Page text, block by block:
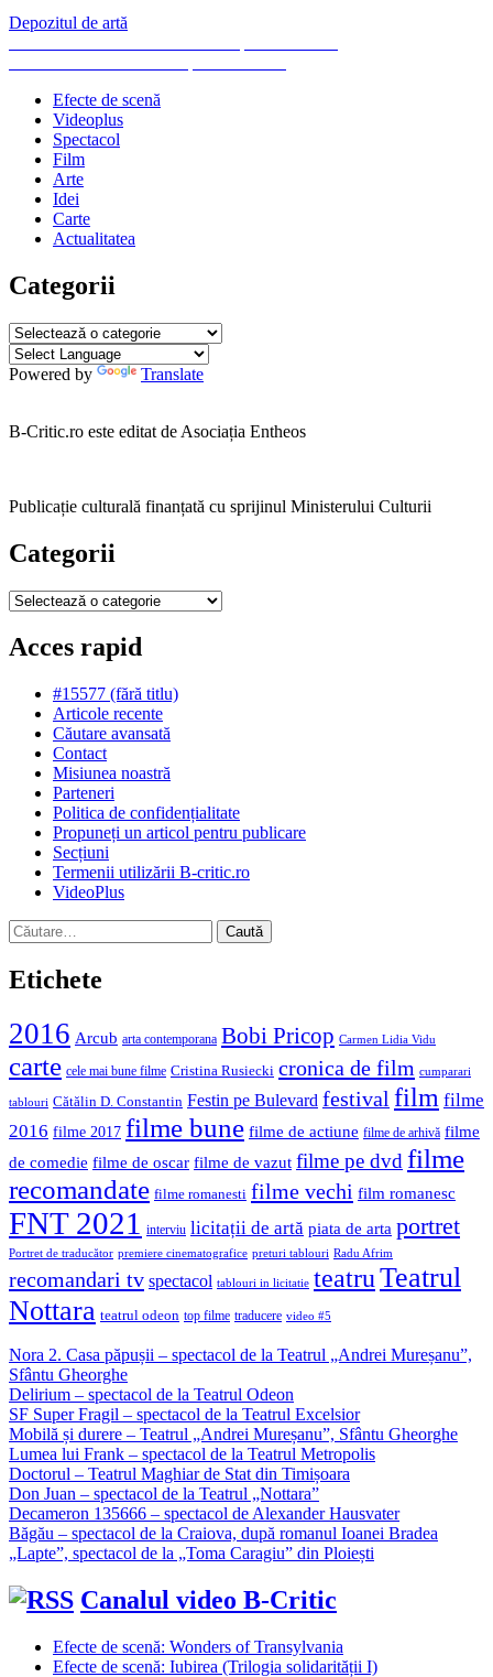
Depozitul de artă
Navigare
în
articole
Efecte de scenă
Videoplus
Spectacol
Film
Arte
Idei
Carte
Actualitatea
Categorii
Categorii
Powered by Translate
B-Critic.ro este editat de Asociația Entheos
Publicație culturală finanțată cu sprijinul Ministerului Culturii
Categorii
Categorii
Acces rapid
#15577 (fără titlu)
Articole recente
Căutare avansată
Contact
Misiunea noastră
Parteneri
Politica de confidențialitate
Propuneți un articol pentru publicare
Secțiuni
Termenii utilizării B-critic.ro
VideoPlus
Caută
după:
Etichete
2016 Arcub arta contemporana Bobi Pricop Carmen Lidia Vidu
carte cele mai bune filme Cristina Rusiecki cronica de film cumparari
tablouri Cătălin D. Constantin Festin pe Bulevard festival film filme
2016 filme 2017 filme bune filme de actiune filme de arhivă filme
de comedie filme de oscar filme de vazut filme pe dvd filme
recomandate filme romanesti filme vechi film romanesc
FNT 2021 interviu licitații de artă piata de arta portret
Portret de traducător premiere cinematografice preturi tablouri Radu Afrim
recomandari tv spectacol tablouri in licitatie teatruTeatrul
Nottara teatrul odeon top filme traducere video #5
Nora 2. Casa păpușii – spectacol de la Teatrul „Andrei Mureșanu”,
Sfântu Gheorghe
Delirium – spectacol de la Teatrul Odeon
SF Super Fragil – spectacol de la Teatrul Excelsior
Mobilă și durere – Teatrul „Andrei Mureșanu”, Sfântu Gheorghe
Lumea lui Frank – spectacol de la Teatrul Metropolis
Doctorul – Teatrul Maghiar de Stat din Timișoara
Don Juan – spectacol de la Teatrul „Nottara”
Decameron 135666 – spectacol de Alexander Hausvater
Băgău – spectacol de la Craiova, după romanul Ioanei Bradea
„Lapte”, spectacol de la „Toma Caragiu” din Ploiești
Canalul video B-Critic
Efecte de scenă: Wonders of Transylvania
Efecte de scenă: Iubirea (Trilogia solidarității I)